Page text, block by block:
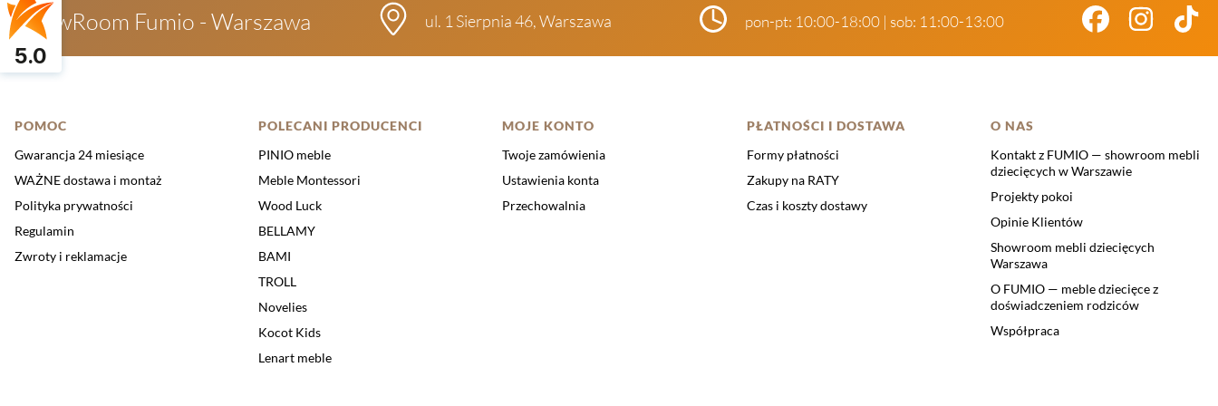
ShowRoom Fumio - Warszawa ul. 1 Sierpnia 46, Warszawa pon-pt: 10:00-18:00 | sob: 11:00-13:00
Linki w stopce
POMOC
Gwarancja 24 miesiące
WAŻNE dostawa i montaż
Polityka prywatności
Regulamin
Zwroty i reklamacje
POLECANI PRODUCENCI
PINIO meble
Meble Montessori
Wood Luck
BELLAMY
BAMI
TROLL
Novelies
Kocot Kids
Lenart meble
MOJE KONTO
Twoje zamówienia
Ustawienia konta
Przechowalnia
PŁATNOŚCI I DOSTAWA
Formy płatności
Zakupy na RATY
Czas i koszty dostawy
O NAS
Kontakt z FUMIO — showroom mebli
dziecięcych w Warszawie
Projekty pokoi
Opinie Klientów
Showroom mebli dziecięcych
Warszawa
O FUMIO — meble dziecięce z
doświadczeniem rodziców
Współpraca
5.0